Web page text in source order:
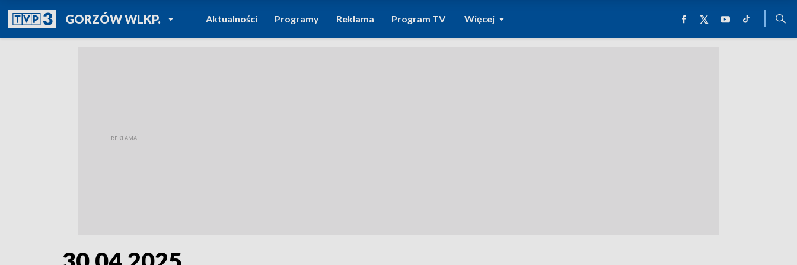
GORZÓW WLKP.POWRÓT DO
TVP REGIONY
Aktualności Programy Reklama Program TV Więcej